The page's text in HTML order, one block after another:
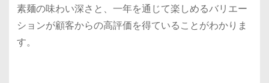
素麺の味わい深さと、一年を通じて楽しめるバリエー
ションが顧客からの高評価を得ていることがわかりま
す。